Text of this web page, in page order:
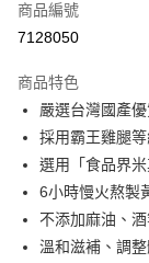
信用卡分期付款
合作金庫商業銀行
華南商業銀行
上海商業儲蓄銀行
國泰世華商業銀行
臺灣中小企業銀行
匯豐（台灣）商業
聯邦商業銀行
元大商業銀行
LINE Pay
街口支付
悠遊付
ATM付款
商品編號
7128050
商品特色
嚴選台灣國產
採用霸王雞腿
選用「食品界
6小時慢火熬製
不添加麻油、
溫和滋補、調